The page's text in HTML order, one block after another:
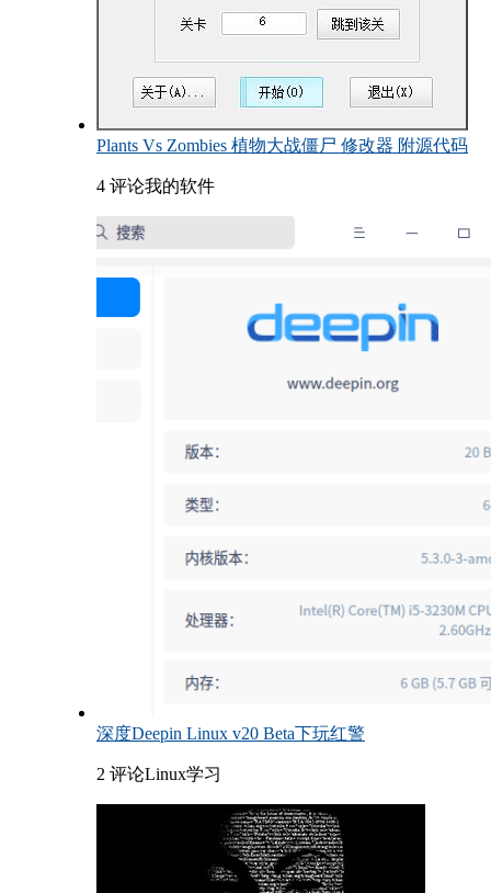
Plants Vs Zombies 植物大战僵尸 修改器 附源代码
4 评论我的软件
深度Deepin Linux v20 Beta下玩红警
2 评论Linux学习